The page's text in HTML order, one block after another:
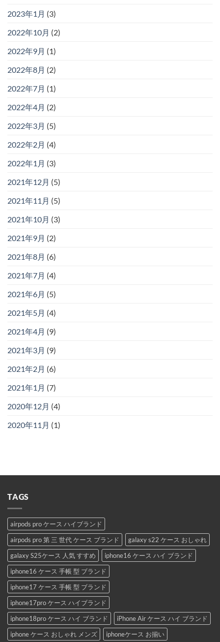
2023年1月 (3)
2022年10月 (2)
2022年9月 (1)
2022年8月 (2)
2022年7月 (1)
2022年4月 (2)
2022年3月 (5)
2022年2月 (4)
2022年1月 (3)
2021年12月 (5)
2021年11月 (5)
2021年10月 (3)
2021年9月 (2)
2021年8月 (6)
2021年7月 (4)
2021年6月 (5)
2021年5月 (4)
2021年4月 (9)
2021年3月 (9)
2021年2月 (6)
2021年1月 (7)
2020年12月 (4)
2020年11月 (1)
TAGS
airpods pro ケース ハイブランド
airpods pro 第 三 世代 ケース ブランド
galaxy s22 ケース おしゃれ
galaxy S25ケース 人気 すすめ
iphone16 ケース ハイ ブランド
iphone16 ケース 手帳 型 ブランド
iphone17 ケース 手帳 型 ブランド
iphone17pro ケース ハイブランド
iphone18pro ケース ハイ ブランド
iPhone Air ケース ハイ ブランド
iphone ケース おしゃれ メンズ
iphoneケース お揃い